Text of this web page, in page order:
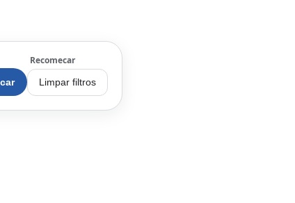
Recomecar
Limpar filtros